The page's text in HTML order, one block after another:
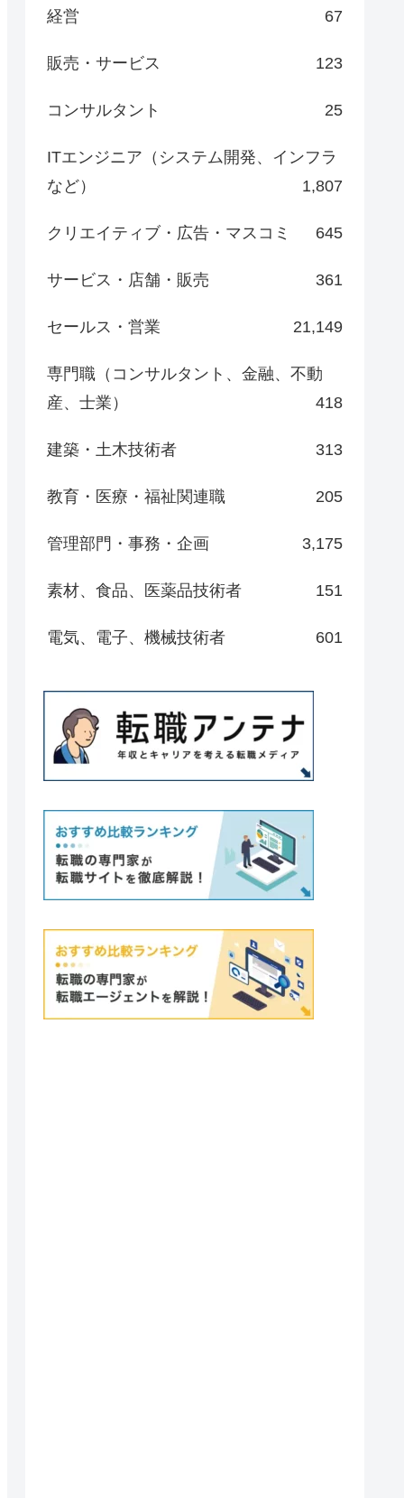
経営 67
販売・サービス 123
コンサルタント 25
ITエンジニア（システム開発、インフラ
など）
1,807
クリエイティブ・広告・マスコミ 645
サービス・店舗・販売 361
セールス・営業 21,149
専門職（コンサルタント、金融、不動
産、士業）
418
建築・土木技術者 313
教育・医療・福祉関連職 205
管理部門・事務・企画 3,175
素材、食品、医薬品技術者 151
電気、電子、機械技術者 601